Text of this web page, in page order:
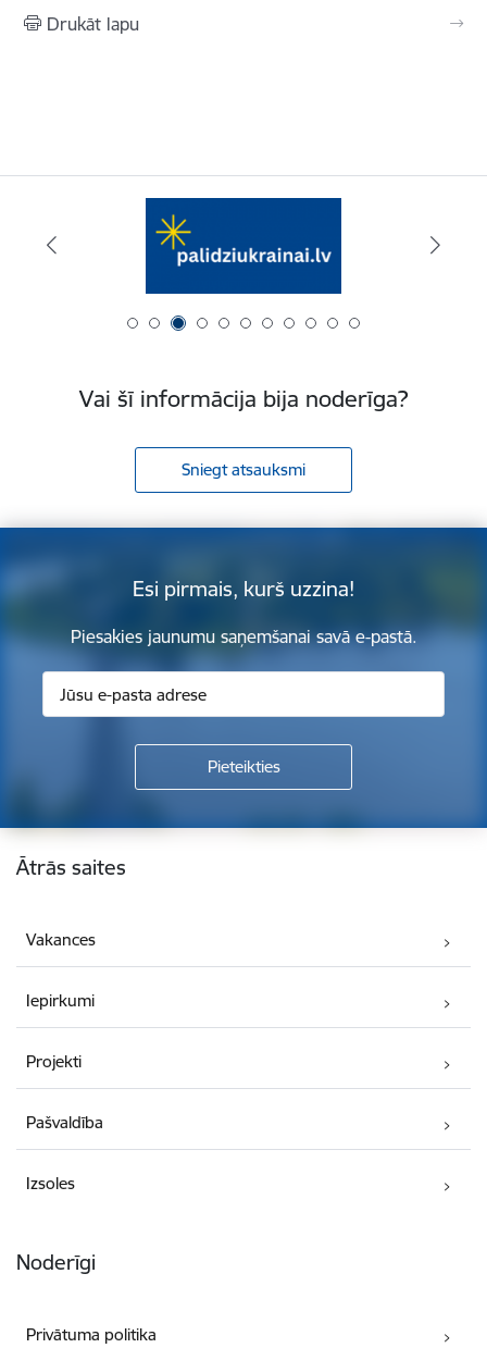
Drukāt lapu
Vai šī informācija bija noderīga?
Sniegt atsauksmi
Esi pirmais, kurš uzzina!
Piesakies jaunumu saņemšanai savā e-pastā.
Kājene
Ātrās saites
Vakances
Iepirkumi
Projekti
Pašvaldība
Izsoles
Noderīgi
Privātuma politika